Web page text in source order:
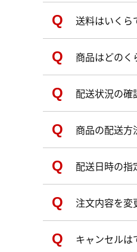
送料はいくら
商品はどのく
配送状況の確
商品の配送方
配送日時の指
注文内容を変
キャンセルは